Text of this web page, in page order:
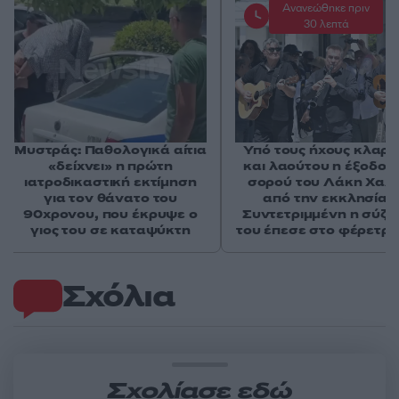
Σχόλια
Σχολίασε εδώ
Μυστράς: Παθολογικά αίτια
«δείχνει» η πρώτη
ιατροδικαστική εκτίμηση
για τον θάνατο του
90χρονου, που έκρυψε ο
γιος του σε καταψύκτη
Ανανεώθηκε πριν
30 λεπτά
Υπό τους ήχους
και λαούτου η έξοδος
σορού του Λάκη
από την εκκλησία –
Συντετριμμένη η
του έπεσε στο